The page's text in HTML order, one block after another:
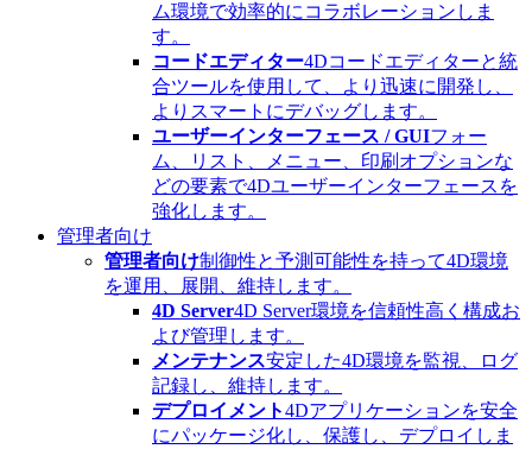
ム環境で効率的にコラボレーションしま
す。
コードエディター4Dコードエディターと統
合ツールを使用して、より迅速に開発し、
よりスマートにデバッグします。
ユーザーインターフェース / GUIフォー
ム、リスト、メニュー、印刷オプションな
どの要素で4Dユーザーインターフェースを
強化します。
管理者向け
管理者向け制御性と予測可能性を持って4D環境
を運用、展開、維持します。
4D Server4D Server環境を信頼性高く構成お
よび管理します。
メンテナンス安定した4D環境を監視、ログ
記録し、維持します。
デプロイメント4Dアプリケーションを安全
にパッケージ化し、保護し、デプロイしま